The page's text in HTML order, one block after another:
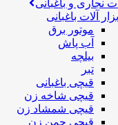
نجاری و باغبانی
ابزار آلات باغبانی
موتور برق
آب پاش
بیلچه
تبر
قیچی باغبانی
قیچی شاخه زن
قیچی شمشاد زن
قیچی چمن زن